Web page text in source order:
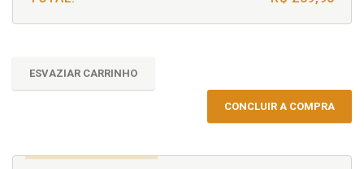
ESVAZIAR CARRINHO
CONCLUIR A COMPRA